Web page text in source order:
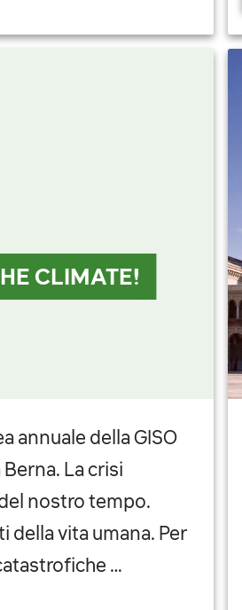
CLIMATE!
annuale della GISO
La crisi
nostro tempo.
vita umana. Per
…